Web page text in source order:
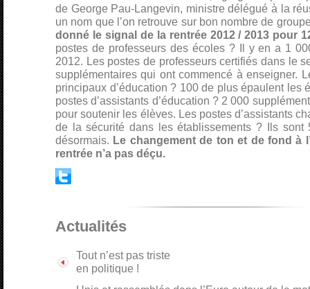
de George Pau-Langevin, ministre délégué à la
un nom que l’on retrouve sur bon nombre de
donné le signal de la rentrée 2012 / 2013 pour
postes de professeurs des écoles ? Il y en a 1
2012. Les postes de professeurs certifiés dans le
supplémentaires qui ont commencé à enseigner.
principaux d’éducation ? 100 de plus épaulent les
postes d’assistants d’éducation ? 2 000
pour soutenir les élèves. Les postes d’assistants
de la sécurité dans les établissements ? Ils
désormais. Le changement de ton et de fond à
rentrée n’a pas déçu.
Actualités
Tout n’est pas triste
en politique !